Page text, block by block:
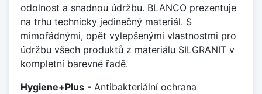
odolnost a snadnou údržbu. BLANCO prezentuje
na trhu technicky jedinečný materiál. S
mimořádnými, opět vylepšenými vlastnostmi pro
údržbu všech produktů z materiálu SILGRANIT v
kompletní barevné řadě.
Hygiene+Plus - Antibakteriální ochrana